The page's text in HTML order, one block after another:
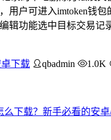
用户可进入imtoken钱包
辑功能选中目标交易记
卓下载 qbadmin 1.0K